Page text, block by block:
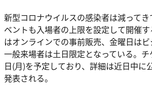
新型コロナウイルスの感染者は減って
ベントも入場者の上限を設定して開催
はオンラインでの事前販売、金曜日はビ
一般来場者は土日限定となっている。
日(月)を予定しており、詳細は近日中に
発表される。